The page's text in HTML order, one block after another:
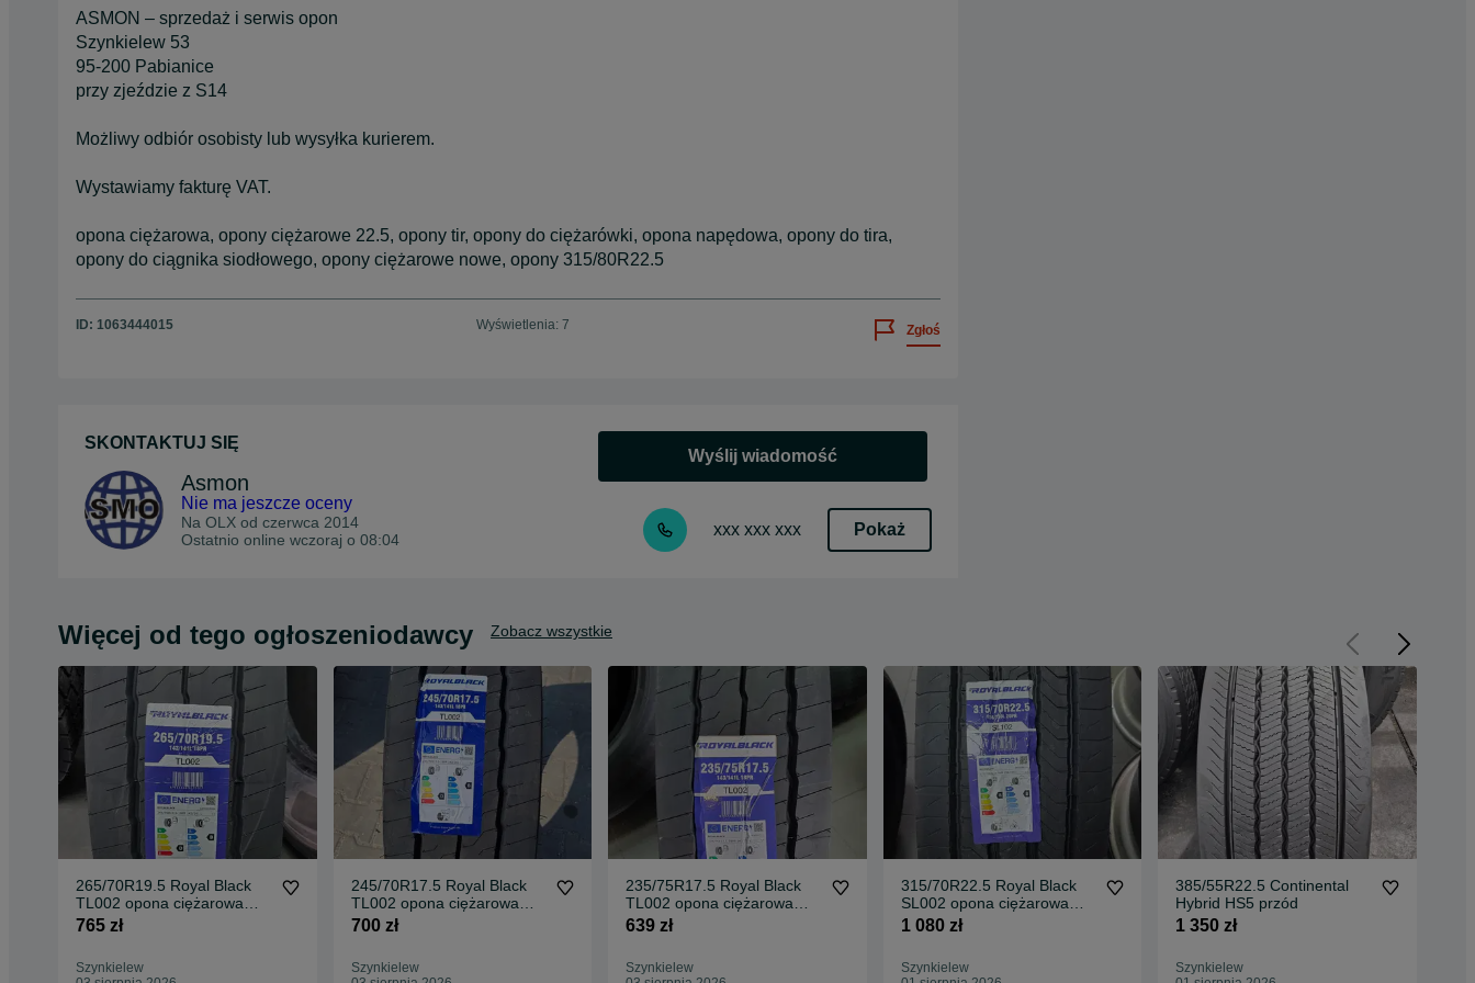
ASMON – sprzedaż i serwis opon
Szynkielew 53
95-200 Pabianice
przy zjeździe z S14
Możliwy odbiór osobisty lub wysyłka kurierem.
Wystawiamy fakturę VAT.
opona ciężarowa, opony ciężarowe 22.5, opony tir, opony do ciężarówki, opona napędowa, opony do tira,
opony do ciągnika siodłowego, opony ciężarowe nowe, opony 315/80R22.5
ID: 1063444015 Wyświetlenia: 7 Zgłoś
SKONTAKTUJ SIĘ
Asmon
Nie ma jeszcze oceny
Na OLX od czerwca 2014
Ostatnio online wczoraj o 08:04
Wyślij wiadomość
xxx xxx xxx Pokaż
Więcej od tego ogłoszeniodawcy Zobacz wszystkie
265/70R19.5 Royal Black
TL002 opona ciężarowa
naczepowa NOWA
765 zł
Szynkielew
245/70R17.5 Royal Black
TL002 opona ciężarowa
naczepowa NOWA
700 zł
Szynkielew
235/75R17.5 Royal Black
TL002 opona ciężarowa
naczepowa NOWA
639 zł
Szynkielew
315/70R22.5 Royal Black
SL002 opona ciężarowa
przednia NOWA
1 080 zł
Szynkielew
385/55R22.5 Continental
Hybrid HS5 przód
1 350 zł
Szynkielew